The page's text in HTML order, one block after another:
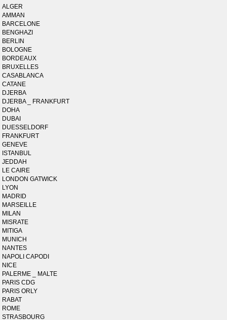
ALGER
AMMAN
BARCELONE
BENGHAZI
BERLIN
BOLOGNE
BORDEAUX
BRUXELLES
CASABLANCA
CATANE
DJERBA
DJERBA _ FRANKFURT
DOHA
DUBAI
DUESSELDORF
FRANKFURT
GENEVE
ISTANBUL
JEDDAH
LE CAIRE
LONDON GATWICK
LYON
MADRID
MARSEILLE
MILAN
MISRATE
MITIGA
MUNICH
NANTES
NAPOLI CAPODI
NICE
PALERME _ MALTE
PARIS CDG
PARIS ORLY
RABAT
ROME
STRASBOURG